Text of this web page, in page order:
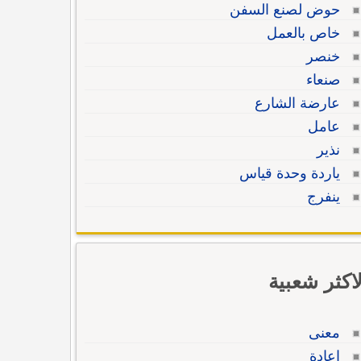
حوض لصنع السفن
خاص بالعمل
خنصر
صنعاء
عارضة الشارع
عامل
نذير
ياردة وحدة قياس
ينفرج
الاكثر شعبية
معنى
إعادة